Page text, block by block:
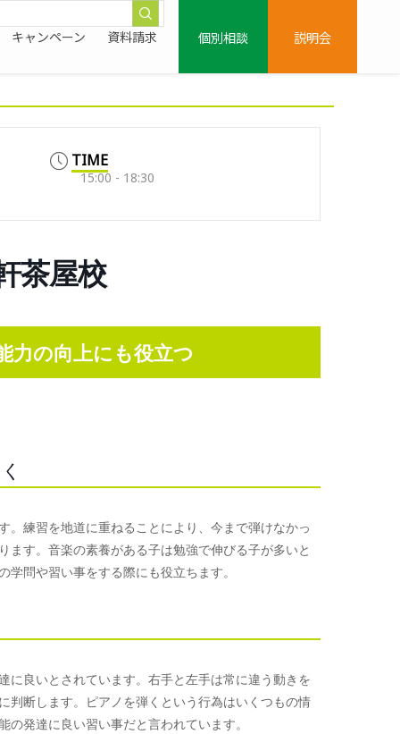
キャンペーン 資料請求
個別相談
説明会
TIME
15:00 - 18:30
茶屋校
力の向上にも役立つ
。練習を地道に重ねることにより、今まで弾けなかっ
す。音楽の素養がある子は勉強で伸びる子が多いと
問や習い事をする際にも役立ちます。
に良いとされています。右手と左手は常に違う動きを
判断します。ピアノを弾くという行為はいくつもの情
発達に良い習い事だと言われています。